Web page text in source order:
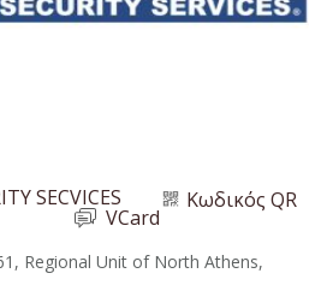
SECVICES Κωδικός QR
VCard
Regional Unit of North Athens,